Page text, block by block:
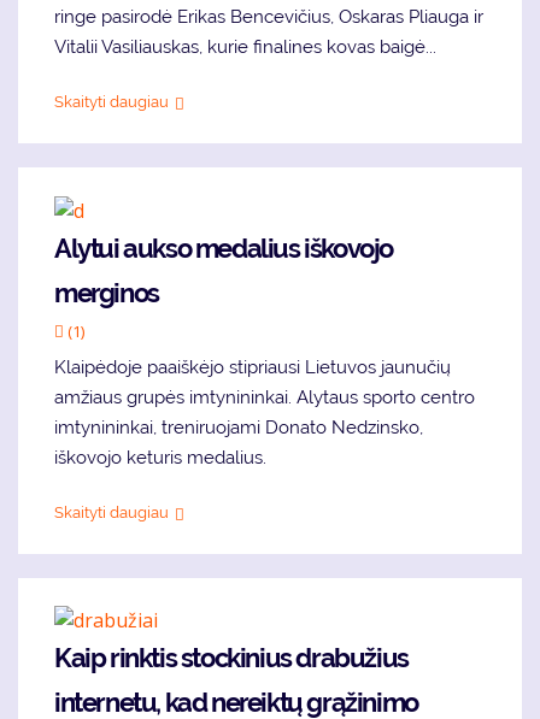
ringe pasirodė Erikas Bencevičius, Oskaras Pliauga ir
Vitalii Vasiliauskas, kurie finalines kovas baigė...
Skaityti daugiau
Alytui aukso medalius iškovojo
merginos
(1)
Klaipėdoje paaiškėjo stipriausi Lietuvos jaunučių
amžiaus grupės imtynininkai. Alytaus sporto centro
imtynininkai, treniruojami Donato Nedzinsko,
iškovojo keturis medalius.
Skaityti daugiau
Kaip rinktis stockinius drabužius
internetu, kad nereiktų grąžinimo